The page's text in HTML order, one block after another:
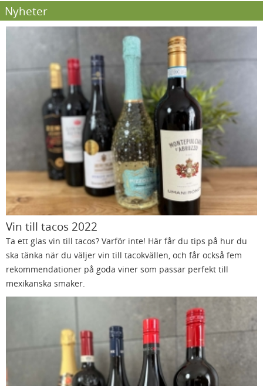
Nyheter
Vin till tacos 2022
Ta ett glas vin till tacos? Varför inte! Här får du tips på hur du
ska tänka när du väljer vin till tacokvällen, och får också fem
rekommendationer på goda viner som passar perfekt till
mexikanska smaker.